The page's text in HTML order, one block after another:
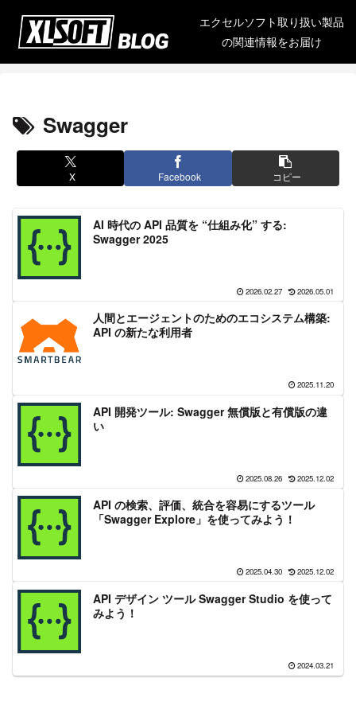
エクセルソフト取り扱い製品
の関連情報をお届け
Swagger
X Facebook コピー
AI 時代の API 品質を “仕組み化” する:
Swagger 2025
2026.02.27 2026.05.01
人間とエージェントのためのエコシステム構築:
API の新たな利用者
2025.11.20
API 開発ツール: Swagger 無償版と有償版の違
い
2025.08.26 2025.12.02
API の検索、評価、統合を容易にするツール
「Swagger Explore」を使ってみよう！
2025.04.30 2025.12.02
API デザイン ツール Swagger Studio を使って
みよう！
2024.03.21